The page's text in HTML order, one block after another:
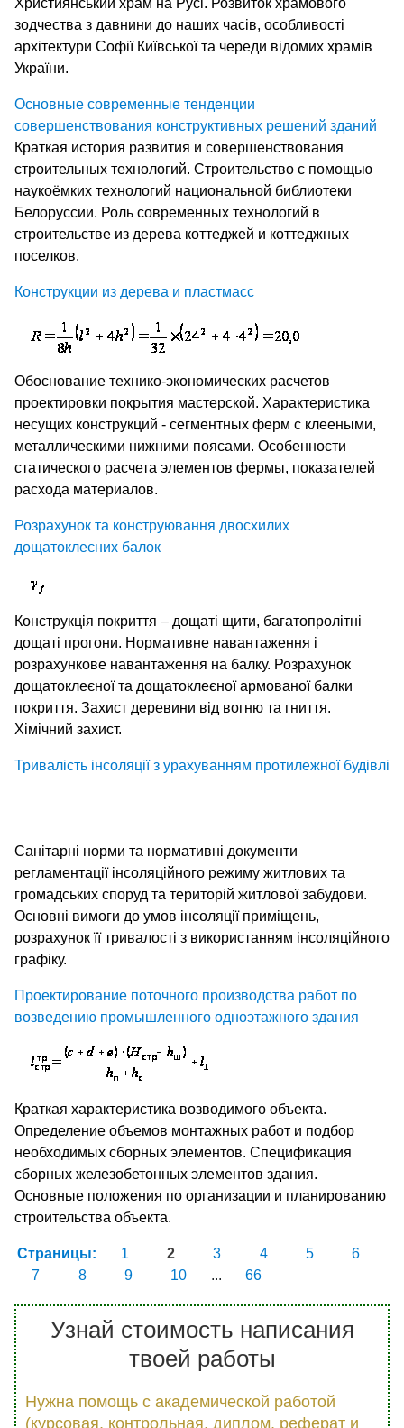
Християнський храм на Русі. Розвиток храмового
зодчества з давнини до наших часів, особливості
архітектури Софії Київської та череди відомих храмів
України.
Основные современные тенденции
совершенствования конструктивных решений зданий
Краткая история развития и совершенствования
строительных технологий. Строительство с помощью
наукоёмких технологий национальной библиотеки
Белоруссии. Роль современных технологий в
строительстве из дерева коттеджей и коттеджных
поселков.
Конструкции из дерева и пластмасс
Обоснование технико-экономических расчетов
проектировки покрытия мастерской. Характеристика
несущих конструкций - сегментных ферм с клееными,
металлическими нижними поясами. Особенности
статического расчета элементов фермы, показателей
расхода материалов.
Розрахунок та конструювання двосхилих
дощатоклеєних балок
Конструкція покриття – дощаті щити, багатопролітні
дощаті прогони. Нормативне навантаження і
розрахункове навантаження на балку. Розрахунок
дощатоклеєної та дощатоклеєної армованої балки
покриття. Захист деревини від вогню та гниття.
Хімічний захист.
Тривалість інсоляції з урахуванням протилежної будівлі
Санітарні норми та нормативні документи
регламентації інсоляційного режиму житлових та
громадських споруд та територій житлової забудови.
Основні вимоги до умов інсоляції приміщень,
розрахунок її тривалості з використанням інсоляційного
графіку.
Проектирование поточного производства работ по
возведению промышленного одноэтажного здания
Краткая характеристика возводимого объекта.
Определение объемов монтажных работ и подбор
необходимых сборных элементов. Спецификация
сборных железобетонных элементов здания.
Основные положения по организации и планированию
строительства объекта.
Страницы: 1 2 3 4 5
6
7
8 9 10 ... 66
Узнай стоимость написания
твоей работы
Нужна помощь с академической работой
(курсовая, контрольная, диплом, реферат и